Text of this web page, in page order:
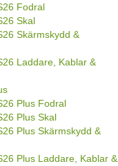
Fodral
Skal
Skärmskydd &
Laddare, Kablar &
Plus Fodral
Plus Skal
Plus Skärmskydd &
Plus Laddare, Kablar &